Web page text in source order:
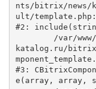
nts/bitrix/news/
ult/
#2:
katalog.ru/bitrix/
#3:
e(array, array,